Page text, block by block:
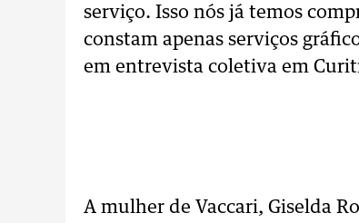
serviço. Isso nós já temos
constam apenas serviços
em entrevista coletiva em
A mulher de Vaccari, Giselda